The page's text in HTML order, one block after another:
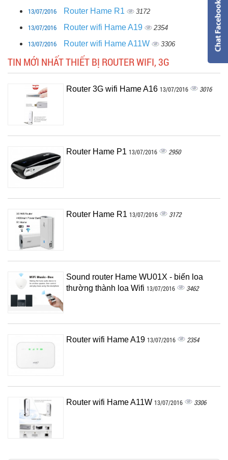
13/07/2016 Router Hame R1 3172
13/07/2016 Router wifi Hame A19 2354
13/07/2016 Router wifi Hame A11W 3306
TIN MỚI NHẤT THIẾT BỊ ROUTER WIFI, 3G
Router 3G wifi Hame A16 13/07/2016 3016
Router Hame P1 13/07/2016 2950
Router Hame R1 13/07/2016 3172
Sound router Hame WU01X - biến loa
thường thành loa Wifi 13/07/2016 3462
Router wifi Hame A19 13/07/2016 2354
Router wifi Hame A11W 13/07/2016 3306